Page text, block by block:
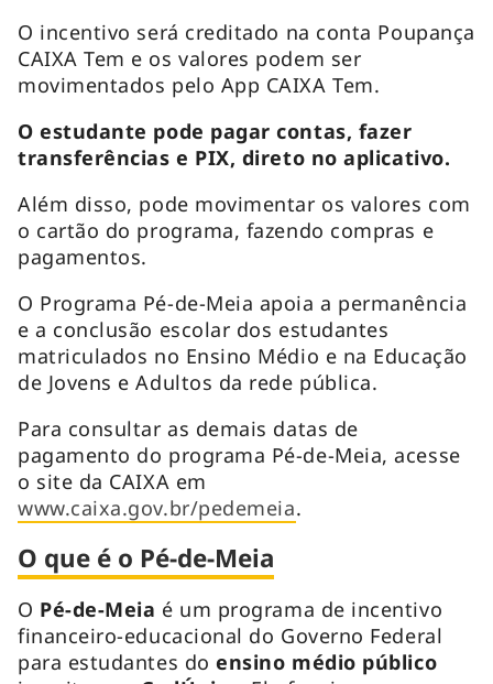
O incentivo será creditado na conta Poupança
CAIXA Tem e os valores podem ser
movimentados pelo App CAIXA Tem.
O estudante pode pagar contas, fazer
transferências e PIX, direto no aplicativo.
Além disso, pode movimentar os valores com
o cartão do programa, fazendo compras e
pagamentos.
O Programa Pé-de-Meia apoia a permanência
e a conclusão escolar dos estudantes
matriculados no Ensino Médio e na Educação
de Jovens e Adultos da rede pública.
Para consultar as demais datas de
pagamento do programa Pé-de-Meia, acesse
o site da CAIXA em
www.caixa.gov.br/pedemeia.
O que é o Pé-de-Meia
O Pé-de-Meia é um programa de incentivo
financeiro-educacional do Governo Federal
para estudantes doensino médio público